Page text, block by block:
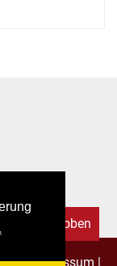
–Impressum |
Nach oben